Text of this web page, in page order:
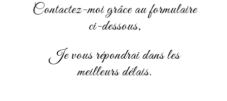
Contactez-moi grâce au formulaire
ci-dessous,
je vous répondrai dans les
meilleurs délais.